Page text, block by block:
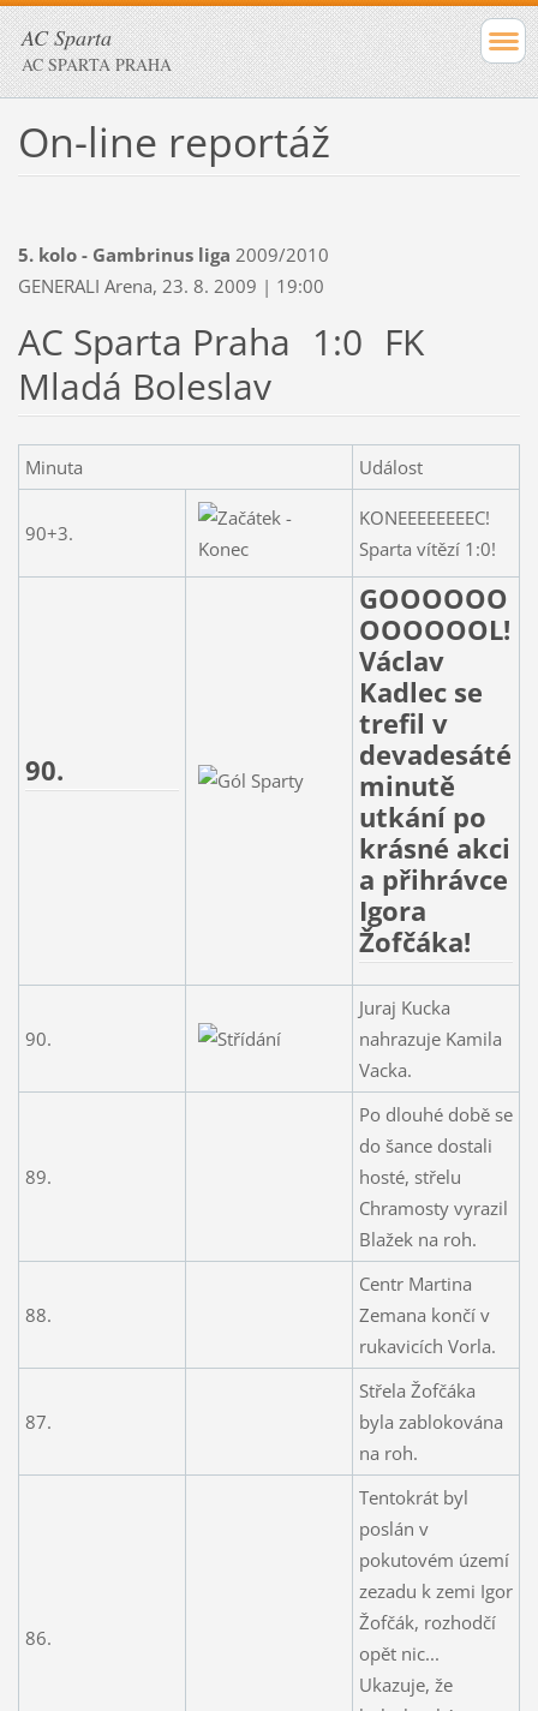
AC Sparta
AC SPARTA PRAHA
On-line reportáž
5. kolo - Gambrinus liga 2009/2010
GENERALI Arena, 23. 8. 2009 | 19:00
AC Sparta Praha 1:0 FK
Mladá Boleslav
Minuta Událost
90+3.
KONEEEEEEEEC!
Sparta vítězí 1:0!
90.
GOOOOOO
OOOOOOL!
Václav
Kadlec se
trefil v
devadesáté
minutě
utkání po
krásné akci
a přihrávce
Igora
Žofčáka!
90.
Juraj Kucka
nahrazuje Kamila
Vacka.
89.
Po dlouhé době se
do šance dostali
hosté, střelu
Chramosty vyrazil
Blažek na roh.
88.
Centr Martina
Zemana končí v
rukavicích Vorla.
87.
Střela Žofčáka
byla zablokována
na roh.
86.
Tentokrát byl
poslán v
pokutovém území
zezadu k zemi Igor
Žofčák, rozhodčí
opět nic...
Ukazuje, že